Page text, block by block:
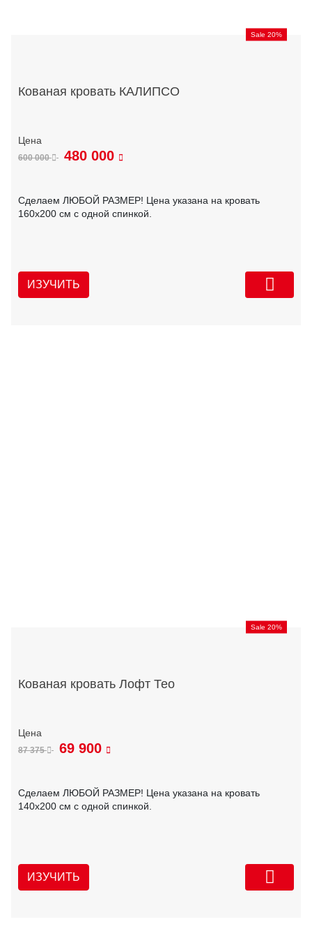
Sale 20%
Кованая кровать КАЛИПСО
600 000 480 000
Сделаем ЛЮБОЙ РАЗМЕР! Цена указана на кровать
160х200 см с одной спинкой.
ИЗУЧИТЬ
Sale 20%
Кованая кровать Лофт Тео
87 375 69 900
Сделаем ЛЮБОЙ РАЗМЕР! Цена указана на кровать
140х200 см с одной спинкой.
ИЗУЧИТЬ